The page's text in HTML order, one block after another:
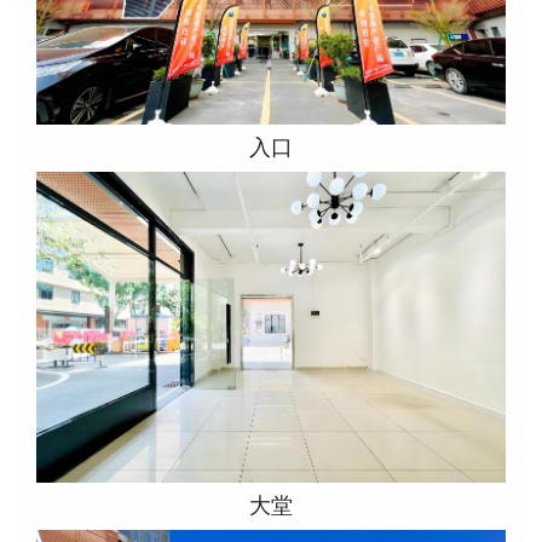
入口
大堂